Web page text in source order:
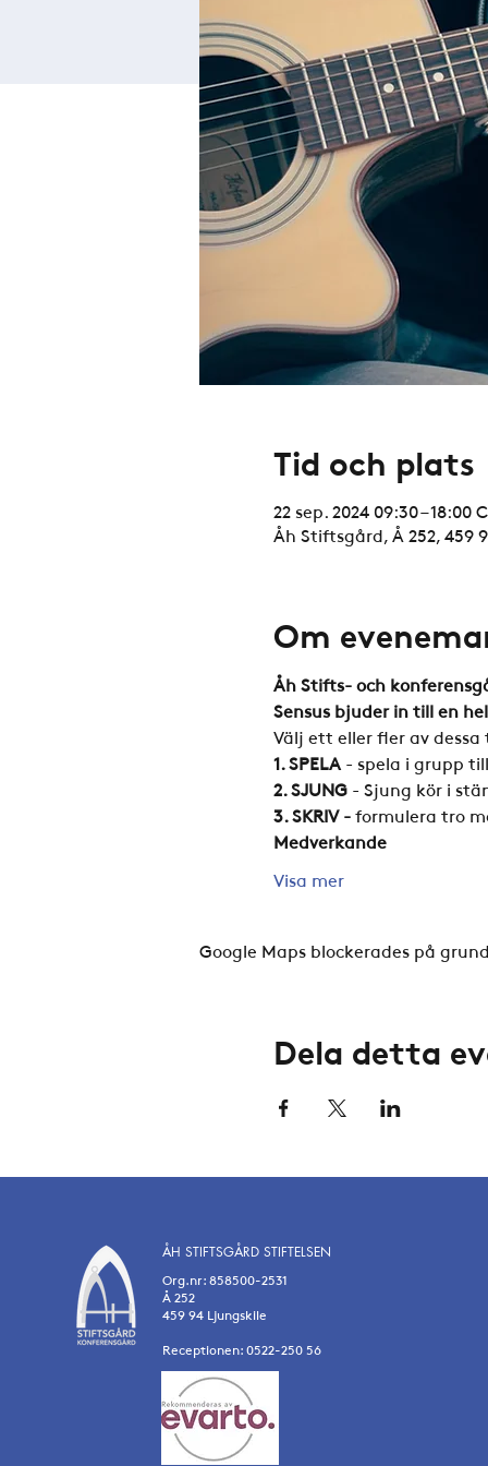
Tid och plats
22 sep. 2024 09:30 – 18:00
Åh Stiftsgård, Å 252, 459
Om
Åh Stifts- och
Sensus bjuder in till en
Välj ett eller fler av dessa
1. SPELA - spela i grupp
2. SJUNG - Sjung kör i
3. SKRIV - formulera tro
Medverkande
Visa mer
Google Maps blockerades på
Dela detta
ÅH STIFTSGÅRD STIFTELSEN
Org.nr: 858500-2531
Å 252
459 94 Ljungskile
Receptionen: 0522-250 56